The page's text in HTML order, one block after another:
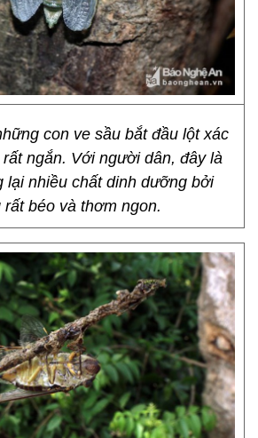
con ve sầu bắt đầu lột xác
ngắn. Với người dân, đây là
lại nhiều chất dinh dưỡng bởi
rất béo và thơm ngon.